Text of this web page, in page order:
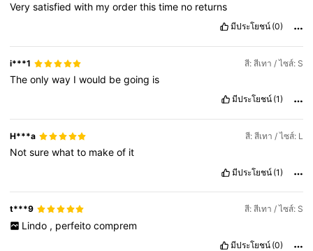
Verysatisfiedwith myorderthistime no returns
มีประโยชน์ (0)
i***1 สี: สีเทา / ไซส์: S
Theonlyway Iwould begoing is
มีประโยชน์ (1)
H***a สี: สีเทา / ไซส์: L
Notsurewhatto makeof it
มีประโยชน์ (1)
t***9 สี: สีเทา / ไซส์: S
Lindo , perfeito comprem
มีประโยชน์ (0)